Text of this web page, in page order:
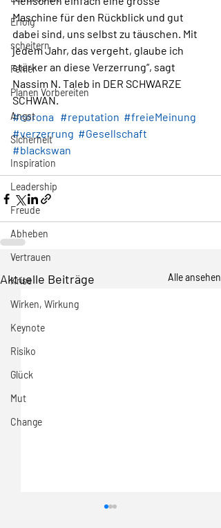
Erfolg
scheitern
Fehler
Planen Vorbereiten
Angst
Sicherheit
Inspiration
Leadership
Freude
Abheben
Vertrauen
Krise
Wirken, Wirkung
Keynote
Risiko
Glück
Mut
Change
Maschine für den Rückblick und gut
dabei sind, uns selbst zu täuschen. Mit
jedem Jahr, das vergeht, glaube ich
stärker an diese Verzerrung“, sagt
Nassim N. Taleb in DER SCHWARZE
SCHWAN.
#corona #reputation #freieMeinung
#verzerrung #Gesellschaft
#blackswan
Aktuelle Beiträge Alle ansehen